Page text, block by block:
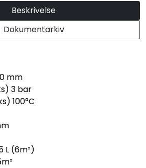
Beskrivelse
Dokumentarkiv
mm
3 bar
100°C
L (6m²)